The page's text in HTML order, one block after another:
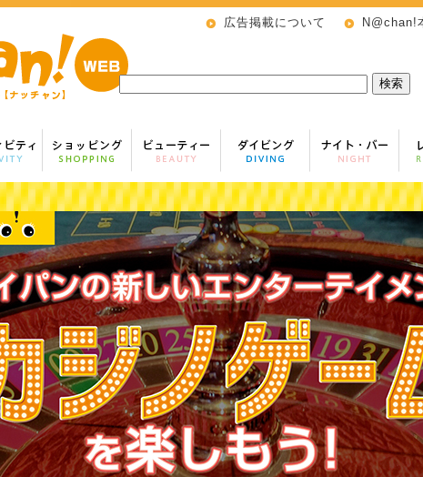
N@chan!
広告掲載について